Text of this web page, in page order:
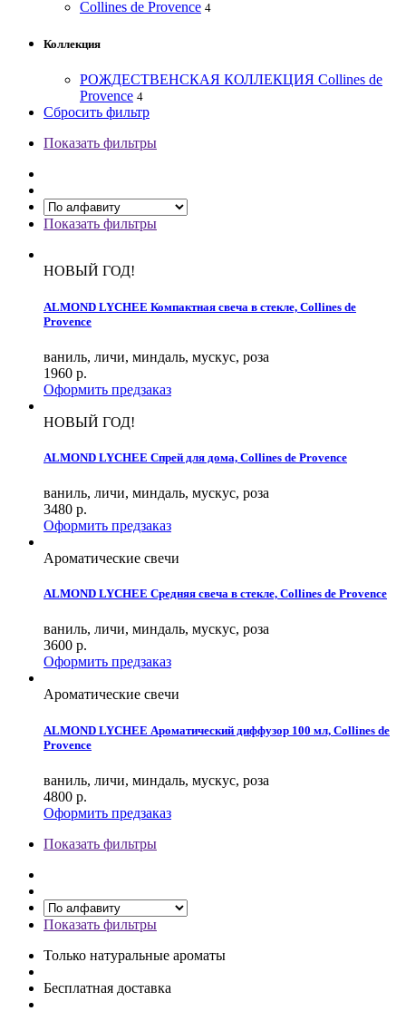
Collines de Provence 4
Коллекция
РОЖДЕСТВЕНСКАЯ КОЛЛЕКЦИЯ Collines de
Provence 4
Сбросить фильтр
Показать фильтры
Показать фильтры
НОВЫЙ ГОД!
ALMOND LYCHEE Компактная свеча в стекле, Collines de
Provence
ваниль, личи, миндаль, мускус, роза
1960 р.
Оформить предзаказ
НОВЫЙ ГОД!
ALMOND LYCHEE Спрей для дома, Collines de Provence
ваниль, личи, миндаль, мускус, роза
3480 р.
Оформить предзаказ
Ароматические свечи
ALMOND LYCHEE Средняя свеча в стекле, Collines de Provence
ваниль, личи, миндаль, мускус, роза
3600 р.
Оформить предзаказ
Ароматические свечи
ALMOND LYCHEE Ароматический диффузор 100 мл, Collines de
Provence
ваниль, личи, миндаль, мускус, роза
4800 р.
Оформить предзаказ
Показать фильтры
Показать фильтры
Только натуральные ароматы
Бесплатная доставка